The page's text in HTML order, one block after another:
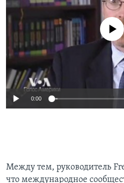
No media source
0:00
Между тем, руководитель
что международное